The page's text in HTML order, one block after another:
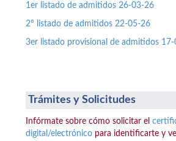
1er listado de admitidos 26-03-26
2º listado de admitidos 22-05-26
3er listado provisional de admitidos
Trámites y Solicitudes
Infórmate sobre cómo solicitar el
digital/electrónico para identificarte y